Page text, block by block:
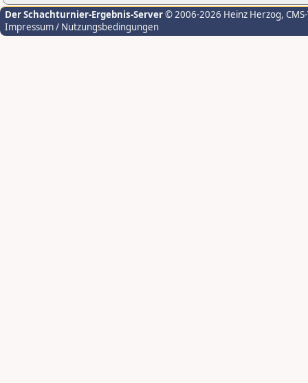
Der Schachturnier-Ergebnis-Server© 2006-2026 Heinz Herzog,
Impressum / Nutzungsbedingungen